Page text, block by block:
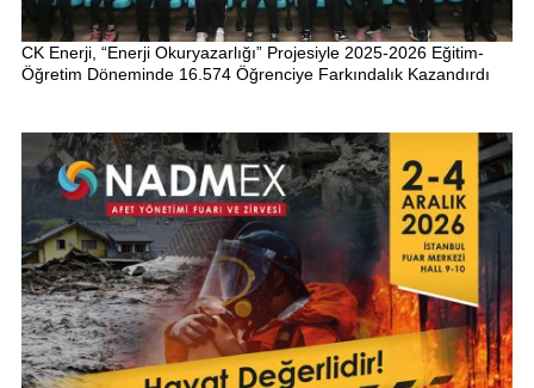
CK Enerji, “Enerji Okuryazarlığı” Projesiyle 2025-2026 Eğitim-
Öğretim Döneminde 16.574 Öğrenciye Farkındalık Kazandırdı